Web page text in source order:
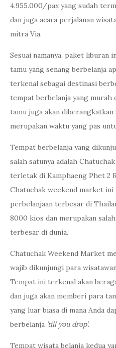
4.955.000/pax yang sudah
dan juga acara perjalanan
mitra Via.
Sesuai namanya, paket liburan
tamu yang senang berbelanja
terkenal sebagai destinasi
tempat berbelanja yang murah
tamu juga akan
merupakan waktu yang pas
Tempat berbelanja yang
salah satunya adalah
terletak di Kamphaeng Phet 2
Chatuchak weekend market ini
perbelanjaan terbesar di
8000 kios dan merupakan
terbesar di dunia.
Chatuchak Weekend Market
wajib dikunjungi para
Tempat ini terkenal akan
dan juga akan memberi para
yang luar biasa di mana Anda
berbelanja ’till you drop’.
Tempat wisata belanja kedua